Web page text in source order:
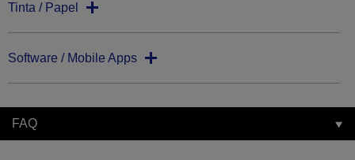
Tinta / Papel
Software / Mobile Apps
FAQ